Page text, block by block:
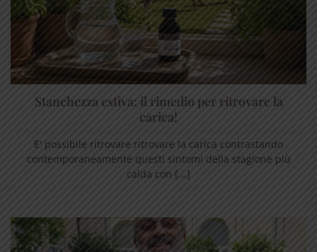
Stanchezza estiva: il rimedio per ritrovare la
carica!
E' possibile ritrovare ritrovare la carica contrastando
contemporaneamente questi sintomi della stagione più
calda con [...]